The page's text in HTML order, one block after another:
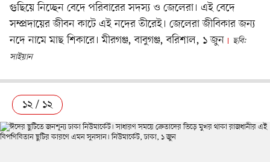
গুছিয়ে নিচ্ছেন বেদে পরিবারের সদস্য ও জেলেরা। এই বেদে
সম্প্রদায়ের জীবন কাটে এই নদের তীরেই। জেলেরা জীবিকার জন্য
নদে নামে মাছ শিকারে। মীরগঞ্জ, বাবুগঞ্জ, বরিশাল, ১ জুন
ছবি:
সাইয়ান
১২ / ১২